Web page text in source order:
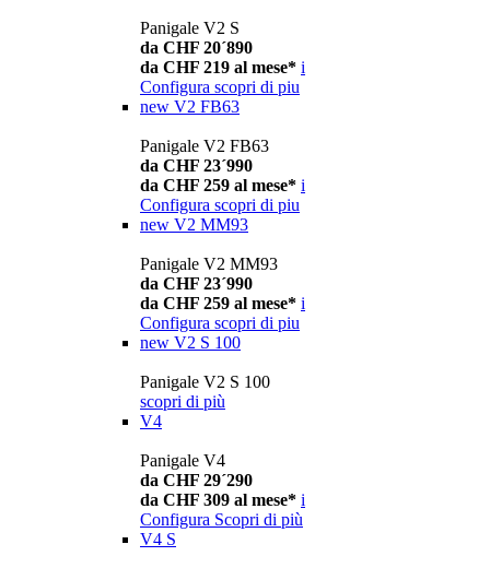
Panigale V2 S
da CHF 20´890
da CHF 219 al mese* i
Configura scopri di piu
new V2 FB63
Panigale V2 FB63
da CHF 23´990
da CHF 259 al mese* i
Configura scopri di piu
new V2 MM93
Panigale V2 MM93
da CHF 23´990
da CHF 259 al mese* i
Configura scopri di piu
new V2 S 100
Panigale V2 S 100
scopri di più
V4
Panigale V4
da CHF 29´290
da CHF 309 al mese* i
Configura Scopri di più
V4 S